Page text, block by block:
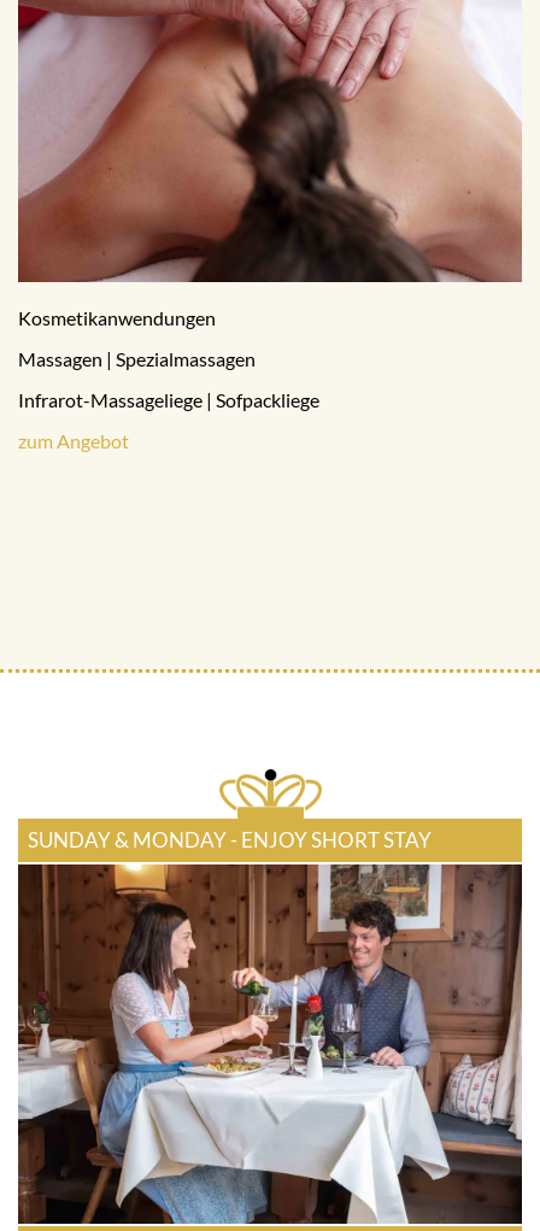
Kosmetikanwendungen
Massagen | Spezialmassagen
Infrarot-Massageliege | Sofpackliege
zum Angebot
SUNDAY & MONDAY - ENJOY SHORT STAY